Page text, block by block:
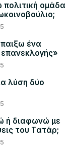
ομάδα
ένα
επανεκλογής»
λύση δύο
ή διαφωνώ με
του Τατάρ;